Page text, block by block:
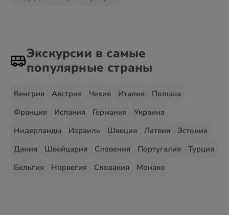
Экскурсии в самые
популярные страны
Венгрия Австрия Чехия Италия
Польша
Франция
Испания Германия
Украина
Нидерланды
Израиль Швеция Латвия
Эстония
Дания
Швейцария Словения Португалия
Турция
Бельгия
Норвегия Словакия Монако